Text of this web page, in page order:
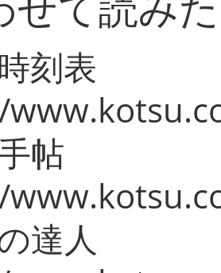
刻表
帖
達人